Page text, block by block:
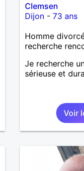
Clemsen
Dijon- 73 ans
Homme
recherche
Je recherche
sérieuse et
Voir